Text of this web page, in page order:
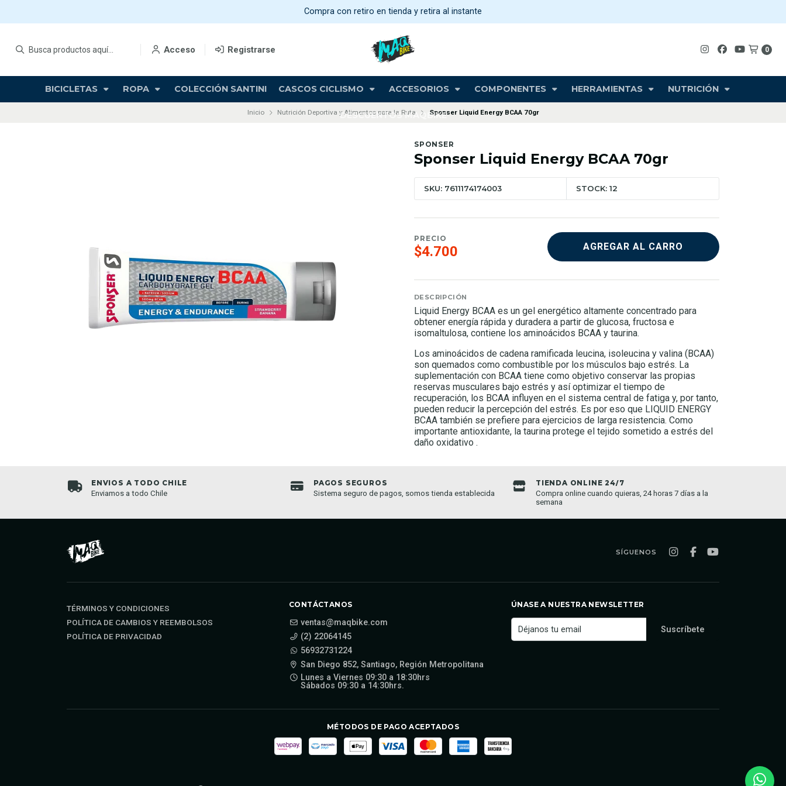
Acceso Registrarse 0
BICICLETAS ROPA COLECCIÓN SANTINI CASCOS CICLISMO ACCESORIOS COMPONENTES HERRAMIENTAS NUTRICIÓN
DESCUENTOS MAQBIKE
Compra con retiro en tienda y retira al instante
Inicio Nutrición Deportiva y Alimentos para la Ruta Sponser Liquid Energy BCAA 70gr
SPONSER
Sponser Liquid Energy BCAA 70gr
SKU: 7611174174003 STOCK: 12
PRECIO
$4.700 AGREGAR AL CARRO
DESCRIPCIÓN
Liquid Energy BCAA es un gel energético altamente concentrado para
obtener energía rápida y duradera a partir de glucosa, fructosa e
isomaltulosa, contiene los aminoácidos BCAA y taurina.
Los aminoácidos de cadena ramificada leucina, isoleucina y valina (BCAA)
son quemados como combustible por los músculos bajo estrés. La
suplementación con BCAA tiene como objetivo conservar las propias
reservas musculares bajo estrés y así optimizar el tiempo de
recuperación, los BCAA influyen en el sistema central de fatiga y, por tanto,
pueden reducir la percepción del estrés. Es por eso que LIQUID ENERGY
BCAA también se prefiere para ejercicios de larga resistencia. Como
importante antioxidante, la taurina protege el tejido sometido a estrés del
daño oxidativo .
ENVIOS A TODO CHILE
Enviamos a todo Chile
PAGOS SEGUROS
Sistema seguro de pagos, somos tienda establecida
TIENDA ONLINE 24/7
Compra online cuando quieras, 24 horas 7 días a la
semana
SÍGUENOS
TÉRMINOS Y CONDICIONES
POLÍTICA DE CAMBIOS Y REEMBOLSOS
POLÍTICA DE PRIVACIDAD
CONTÁCTANOS
ventas@maqbike.com
(2) 22064145
56932731224
San Diego 852, Santiago, Región Metropolitana
Lunes a Viernes 09:30 a 18:30hrs
Sábados 09:30 a 14:30hrs.
ÚNASE A NUESTRA NEWSLETTER
MÉTODOS DE PAGO ACEPTADOS